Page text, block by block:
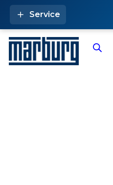
Service